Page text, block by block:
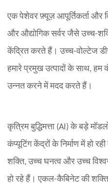
एक पेशेवर फ़्यूज़ आपूर्तिकर्ता और
और औद्योगिक सर्वर जैसे उच्च-
केंद्रित करते हैं। उच्च-वोल्टेज
हमारे प्रमुख उत्पादों के साथ, हम
उन्नत करने में मदद करते हैं।
कृत्रिम बुद्धिमत्ता (AI) के बड़े
कंप्यूटिंग केंद्रों के निर्माण में हो
शक्ति, उच्च घनत्व और उच्च
हो रहे हैं। एकल-कैबिनेट की